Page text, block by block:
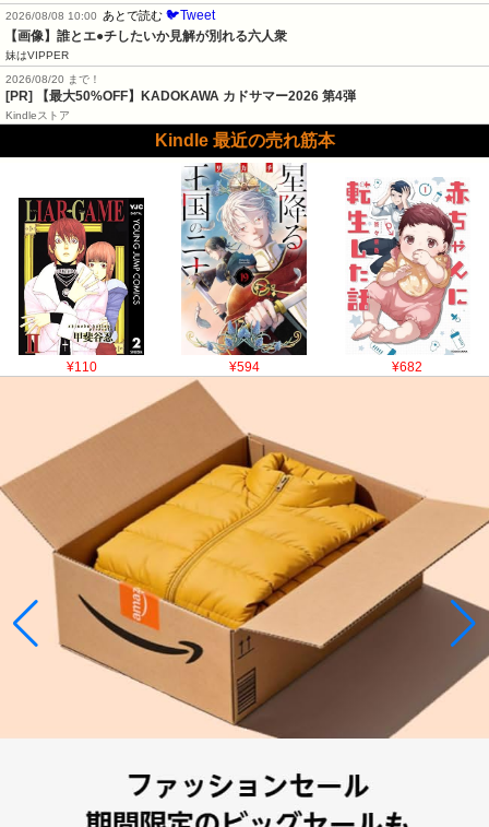
2026/08/08 10:00
あとで読む 🐦Tweet
【画像】誰とエ●チしたいか見解が別れる六人衆
妹はVIPPER
2026/08/20 まで！
[PR] 【最大50%OFF】KADOKAWA カドサマー2026 第4弾
Kindleストア
Kindle 最近の売れ筋本
¥110 ¥594 ¥682